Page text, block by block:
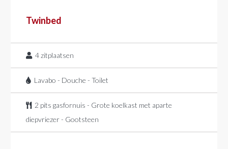
Twinbed
4zitplaatsen
Lavabo - Douche - Toilet
2 pits gasfornuis - Grote koelkast met aparte
diepvriezer - Gootsteen